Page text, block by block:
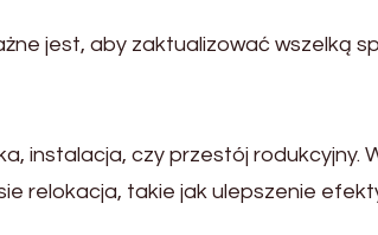
jest, aby zaktualizować wszelką
instalacja, czy przestój rodukcyjny.
relokacja, takie jak ulepszenie